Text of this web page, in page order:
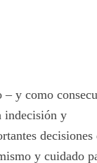
– y como
indecisión y
decisiones
y cuidado